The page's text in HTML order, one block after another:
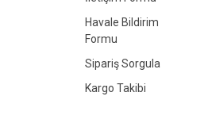
Havale Bildirim
Formu
Sipariş Sorgula
Kargo Takibi